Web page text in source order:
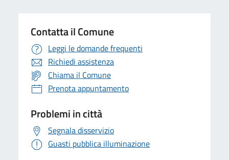
Contatta il Comune
Leggi le domande frequenti
Richiedi assistenza
Chiama il Comune
Prenota appuntamento
Problemi in città
Segnala disservizio
Guasti pubblica illuminazione